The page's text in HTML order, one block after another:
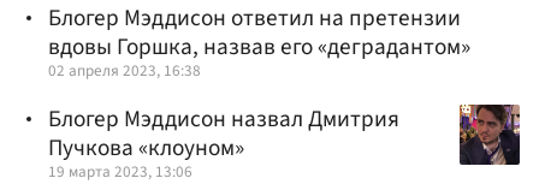
Блогер Мэддисон ответил на претензии
вдовы Горшка, назвав его «деградантом»
02 апреля 2023, 16:38
Блогер Мэддисон назвал Дмитрия
Пучкова «клоуном»
19 марта 2023, 13:06